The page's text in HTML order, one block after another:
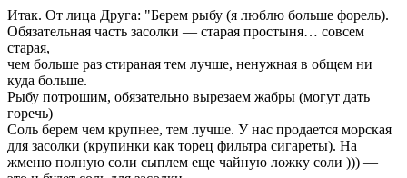
Итак. От лица Друга: "Берем рыбу (я люблю больше форель).
Обязательная часть засолки — старая простыня… совсем
старая,
чем больше раз стираная тем лучше, ненужная в общем ни
куда больше.
Рыбу потрошим, обязательно вырезаем жабры (могут дать
горечь)
Соль берем чем крупнее, тем лучше. У нас продается морская
для засолки (крупинки как торец фильтра сигареты). На
жменю полную соли сыплем еще чайную ложку соли ))) —